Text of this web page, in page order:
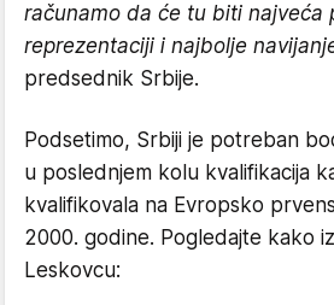
računamo da će tu biti najveća
reprezentaciji i najbolje
predsednik Srbije.
Podsetimo, Srbiji je potreban
u poslednjem kolu kvalifikacija
kvalifikovala na Evropsko
2000. godine. Pogledajte kako
Leskovcu: